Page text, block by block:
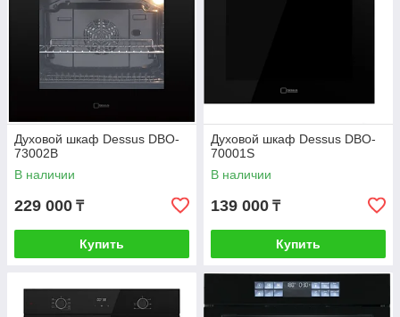
Духовой шкаф Dessus DBO-
73002B
В наличии
229 000 ₸
Купить
Духовой шкаф Dessus DBO-
70001S
В наличии
139 000 ₸
Купить